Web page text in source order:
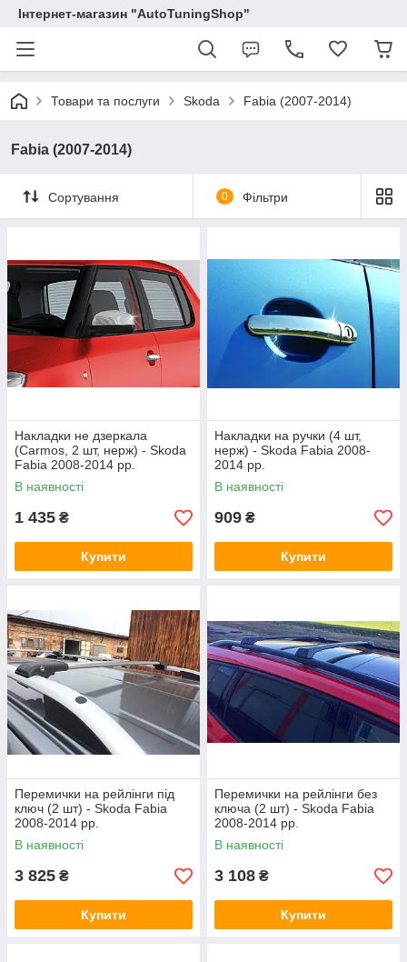
Інтернет-магазин "AutoTuningShop"
Товари та послуги Skoda Fabia (2007-2014)
Fabia (2007-2014)
Сортування 0 Фільтри
Накладки не дзеркала
(Carmos, 2 шт, нерж) - Skoda
Fabia 2008-2014 рр.
В наявності
1 435 ₴
Купити
Накладки на ручки (4 шт,
нерж) - Skoda Fabia 2008-
2014 рр.
В наявності
909 ₴
Купити
Перемички на рейлінги під
ключ (2 шт) - Skoda Fabia
2008-2014 рр.
В наявності
3 825 ₴
Купити
Перемички на рейлінги без
ключа (2 шт) - Skoda Fabia
2008-2014 рр.
В наявності
3 108 ₴
Купити